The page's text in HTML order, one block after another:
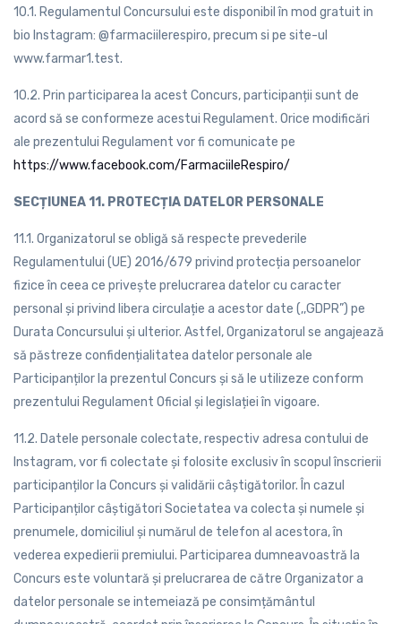
10.1. Regulamentul Concursului este disponibil în mod gratuit in
bio Instagram: @farmaciilerespiro, precum si pe site-ul
www.farmar1.test.
10.2. Prin participarea la acest Concurs, participanții sunt de
acord să se conformeze acestui Regulament. Orice modificări
ale prezentului Regulament vor fi comunicate pe
https://www.facebook.com/FarmaciileRespiro/
SECȚIUNEA 11. PROTECȚIA DATELOR PERSONALE
11.1. Organizatorul se obligă să respecte prevederile
Regulamentului (UE) 2016/679 privind protecția persoanelor
fizice în ceea ce privește prelucrarea datelor cu caracter
personal și privind libera circulație a acestor date (,,GDPR”) pe
Durata Concursului și ulterior. Astfel, Organizatorul se angajează
să păstreze confidențialitatea datelor personale ale
Participanților la prezentul Concurs și să le utilizeze conform
prezentului Regulament Oficial și legislației în vigoare.
11.2. Datele personale colectate, respectiv adresa contului de
Instagram, vor fi colectate și folosite exclusiv în scopul înscrierii
participanților la Concurs și validării câștigătorilor. În cazul
Participanților câștigători Societatea va colecta și numele și
prenumele, domiciliul și numărul de telefon al acestora, în
vederea expedierii premiului. Participarea dumneavoastră la
Concurs este voluntară și prelucrarea de către Organizator a
datelor personale se intemeiază pe consimțământul